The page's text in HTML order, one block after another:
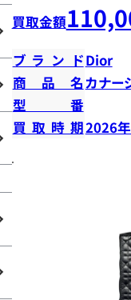
買取金額
ブランドDior
商品名カナー
型番
買取時期2026